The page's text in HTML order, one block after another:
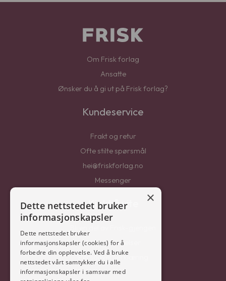
Om Frisk forlag
Ansatte
Ønsker du å gi ut på Frisk forlag?
Kundeservice
Frakt og retur
Ofte stilte spørsmål
hei@friskforlag.no
Messenger
Kjekt å vite
Salgsbetingelser
Personvernerklæring
×
Dette nettstedet bruker
informasjonskapsler
Dette nettstedet bruker
informasjonskapsler (cookies) for å
forbedre din opplevelse. Ved å bruke
nettstedet vårt samtykker du i alle
informasjonskapsler i samsvar med